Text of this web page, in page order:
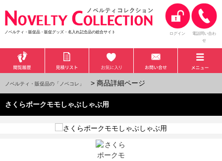
ノベルティ・販促品・販促グッズ・名入れ記念品の総合サイト ログイン
電話問い合わ
せ
ノベルティ・販促品の「ノベコレ」 > 商品詳細ページ
さくらポークモモしゃぶしゃぶ用